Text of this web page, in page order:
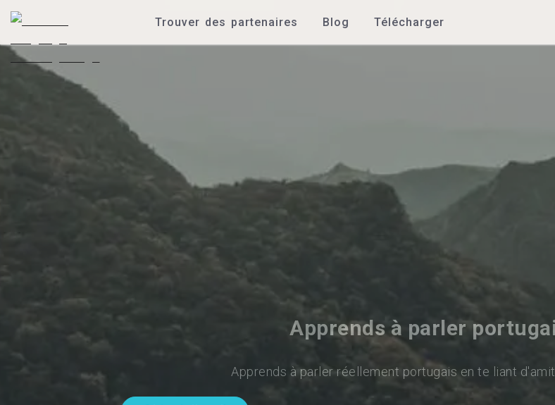
Trouver des partenaires Blog Télécharger
Apprends à parler
Apprends à parler réellement portugais en te liant